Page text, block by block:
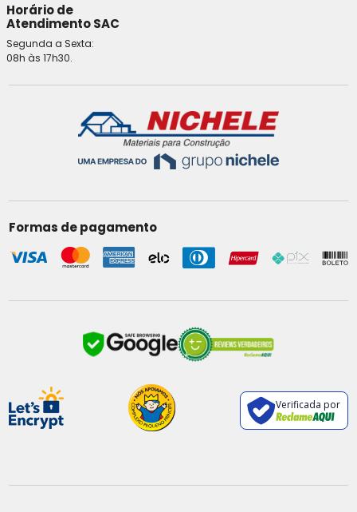
Horário de
Atendimento SAC
Segunda a Sexta:
08h às 17h30.
Formas de pagamento
Verificada por